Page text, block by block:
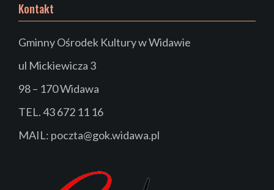
Kontakt
Gminny Ośrodek Kultury w Widawie
ul Mickiewicza 3
98 – 170 Widawa
TEL. 43 672 11 16
MAIL: poczta@gok.widawa.pl